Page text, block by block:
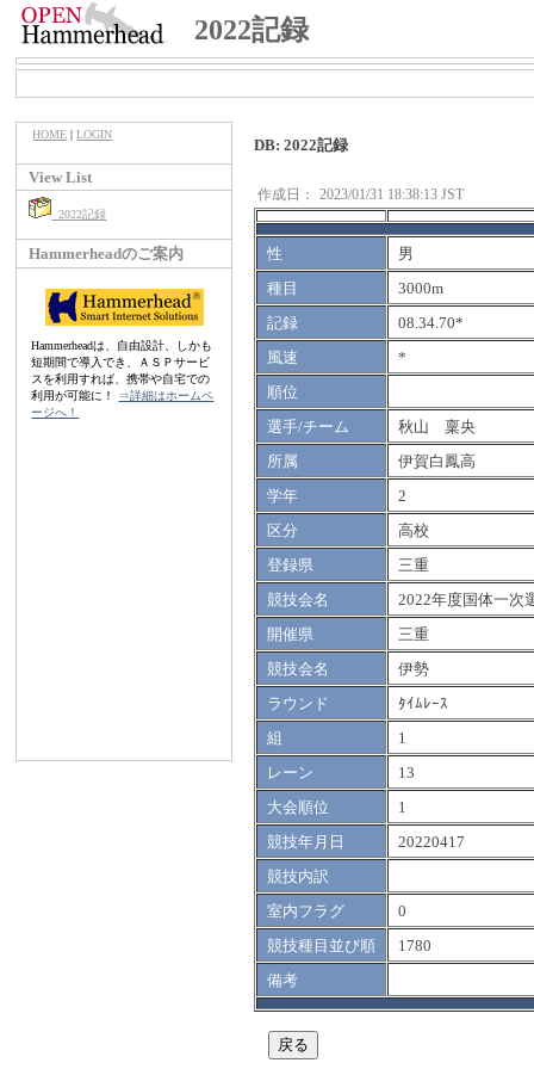
2022記録
HOME |LOGIN
View List
2022記録
Hammerheadのご案内
Hammerheadは、自由設計、しかも
短期間で導入でき、ＡＳＰサービ
スを利用すれば、携帯や自宅での
利用が可能に！ ⇒詳細はホームペ
ージへ！
DB: 2022記録
作成日： 2023/01/31 18:38:13 JST
性
男
種目
3000m
記録
08.34.70*
風速
*
順位
選手/チーム
秋山 稟央
所属
伊賀白鳳高
学年
2
区分
高校
登録県
三重
競技会名
2022年度国体一次
開催県
三重
競技会名
伊勢
ラウンド
ﾀｲﾑﾚｰｽ
組
1
レーン
13
大会順位
1
競技年月日
20220417
競技内訳
室内フラグ
0
競技種目並び順
1780
備考